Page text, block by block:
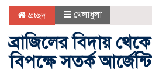
প্রচ্ছদ খেলাধুলা
ব্রাজিলের বিদায়
বিপক্ষে সতর্ক